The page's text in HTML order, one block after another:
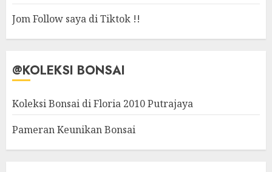
Jom Follow saya di Tiktok !!
@KOLEKSI BONSAI
Koleksi Bonsai di Floria 2010 Putrajaya
Pameran Keunikan Bonsai